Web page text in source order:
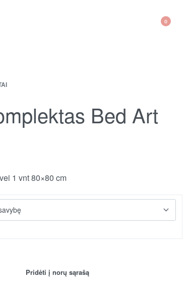
0
Bed Art
1 vnt 80×80 cm
Pridėti į norų sąrašą